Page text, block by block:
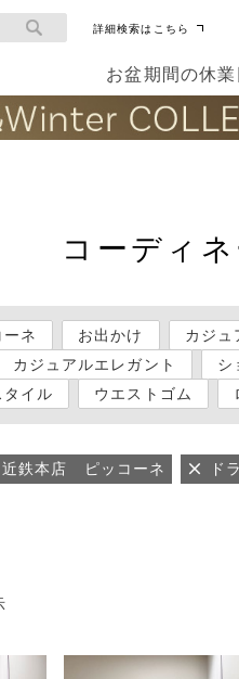
詳細検索はこちら
お盆期間の休
コーディ
ネ お出かけ カジュ
カジュアルエレガント シ
イル
ウエストゴム
近鉄本店 ピッコーネ ド